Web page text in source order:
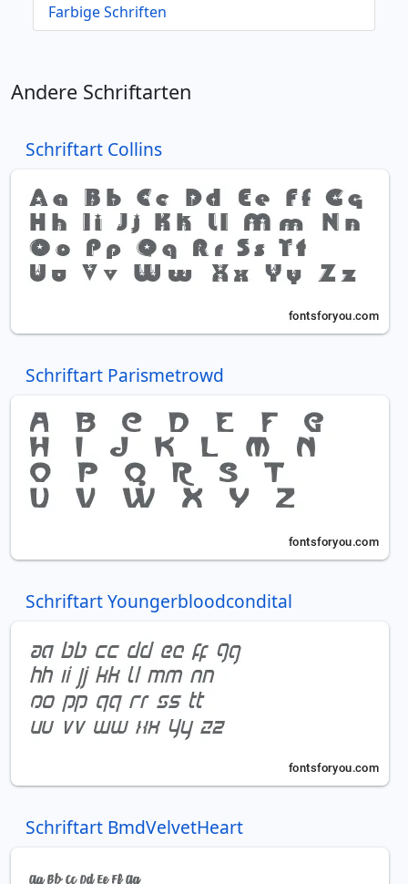
Farbige Schriften
Andere Schriftarten
Schriftart Collins
Schriftart Parismetrowd
Schriftart Youngerbloodcondital
Schriftart BmdVelvetHeart